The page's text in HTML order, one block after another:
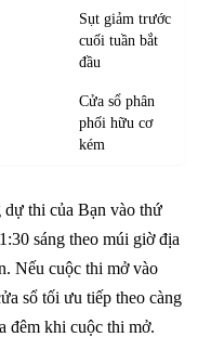
Sụt giảm trước
cuối tuần bắt
đầu
Cửa sổ phân
phối hữu cơ
kém
thi của Bạn vào thứ
sáng theo múi giờ địa
Nếu cuộc thi mở vào
sổ tối ưu tiếp theo càng
đêm khi cuộc thi mở.